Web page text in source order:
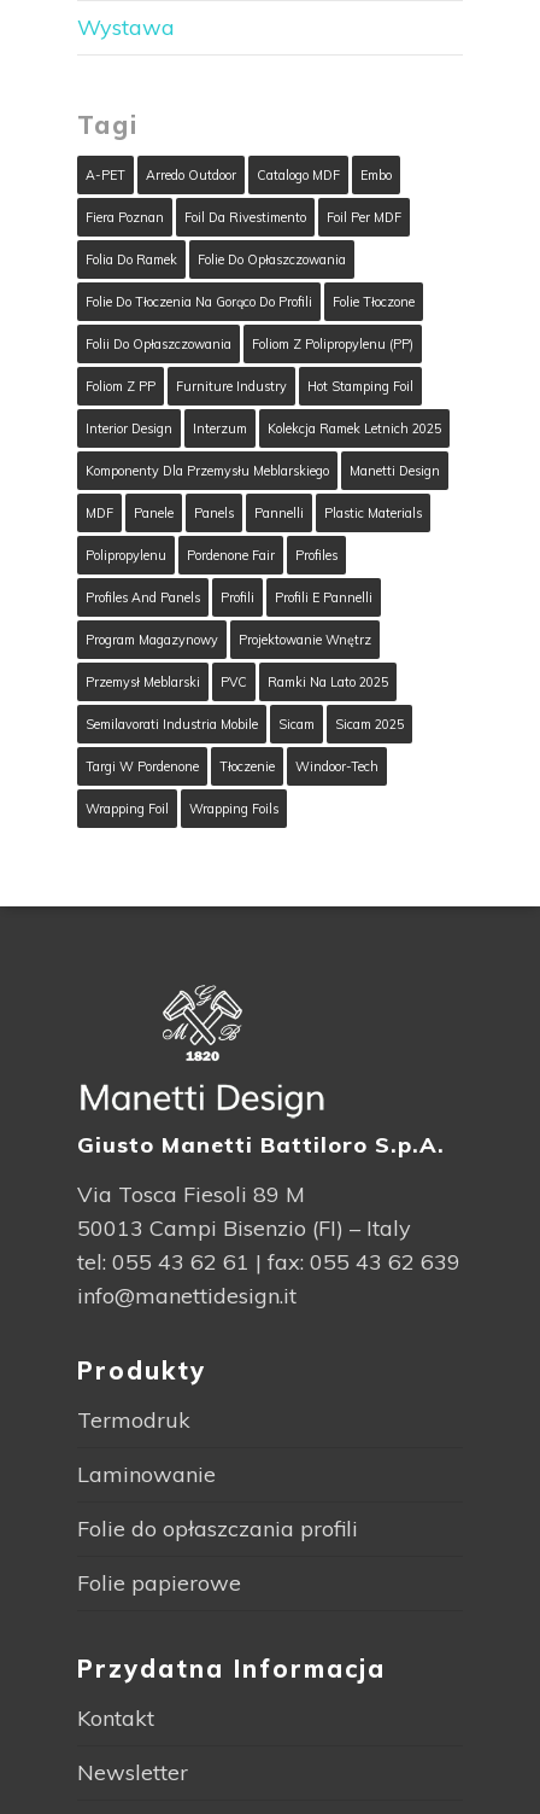
Wystawa
Tagi
A-PET Arredo Outdoor Catalogo MDF Embo
Fiera Poznan Foil Da Rivestimento Foil Per MDF
Folia Do Ramek Folie Do Opłaszczowania
Folie Do Tłoczenia Na Gorąco Do Profili Folie Tłoczone
Folii Do Opłaszczowania Foliom Z Polipropylenu (PP)
Foliom Z PP Furniture Industry Hot Stamping Foil
Interior Design Interzum Kolekcja Ramek Letnich 2025
Komponenty Dla Przemysłu Meblarskiego Manetti Design
MDF Panele Panels Pannelli Plastic Materials
Polipropylenu Pordenone Fair Profiles
Profiles And Panels Profili Profili E Pannelli
Program Magazynowy Projektowanie Wnętrz
Przemysł Meblarski PVC Ramki Na Lato 2025
Semilavorati Industria Mobile Sicam Sicam 2025
Targi W Pordenone Tłoczenie Windoor-Tech
Wrapping Foil Wrapping Foils
Giusto Manetti Battiloro S.p.A.
Via Tosca Fiesoli 89 M
50013 Campi Bisenzio (FI) – Italy
tel: 055 43 62 61 | fax: 055 43 62 639
info@manettidesign.it
Produkty
Termodruk
Laminowanie
Folie do opłaszczania profili
Folie papierowe
Przydatna Informacja
Kontakt
Newsletter